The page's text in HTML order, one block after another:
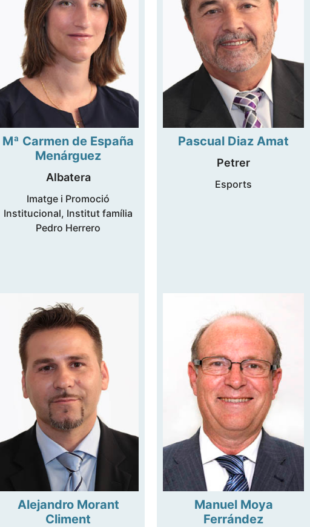
Mª Carmen de España
Menárguez
Albatera
Imatge i Promoció
Institucional, Institut família
Pedro Herrero
Pascual Diaz Amat
Petrer
Esports
Alejandro Morant
Climent
Manuel Moya
Ferrández